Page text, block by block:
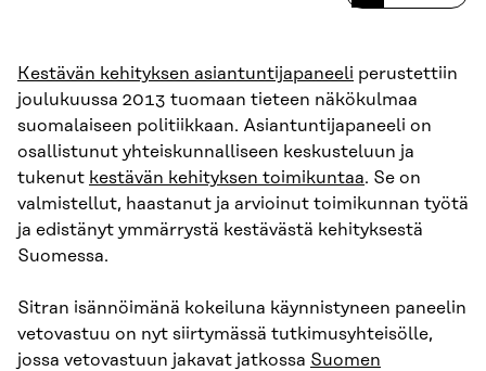
Kestävän kehityksen asiantuntijapaneeli perustettiin
joulukuussa 2013 tuomaan tieteen näkökulmaa
suomalaiseen politiikkaan. Asiantuntijapaneeli on
osallistunut yhteiskunnalliseen keskusteluun ja
tukenut kestävän kehityksen toimikuntaa. Se on
valmistellut, haastanut ja arvioinut toimikunnan työtä
ja edistänyt ymmärrystä kestävästä kehityksestä
Suomessa.
Sitran isännöimänä kokeiluna käynnistyneen paneelin
vetovastuu on nyt siirtymässä tutkimusyhteisölle,
jossa vetovastuun jakavat jatkossa Suomen